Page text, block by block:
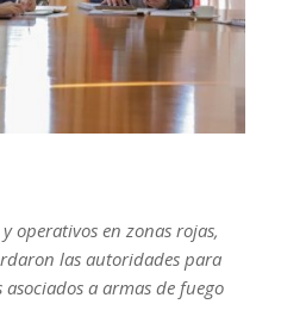
operativos en zonas rojas,
las autoridades para
a armas de fuego